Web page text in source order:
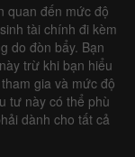
quan đến mức độ
tài chính đi kèm
do đòn bẩy. Bạn
trừ khi bạn hiểu
gia và mức độ
tư này có thể phù
dành cho tất cả